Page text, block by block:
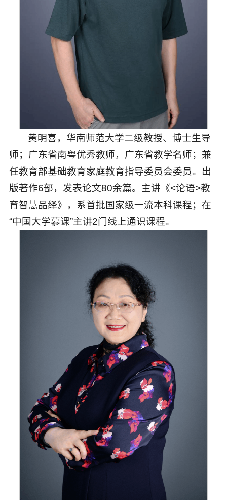
黄明喜， 华南师范大学二级教授、博士生导
师；广东省南粤优秀教师，广东省教学名师；兼
任教育部基础教育家庭教育指导委员会委员。出
版著作6部，发表论文80余篇。主讲《<论语>教
育智慧品绎》，系首批国家级一流本科课程；在
“中国大学慕课”主讲2门线上通识课程。